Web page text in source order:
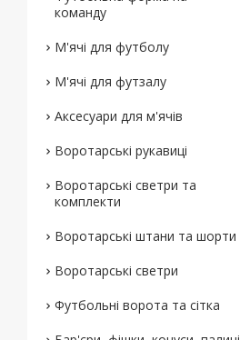
команду
М'ячі для футболу
М'ячі для футзалу
Аксесуари для м'ячів
Воротарські рукавиці
Воротарські светри та
комплекти
Воротарські штани та шорти
Воротарські светри
Футбольні ворота та сітка